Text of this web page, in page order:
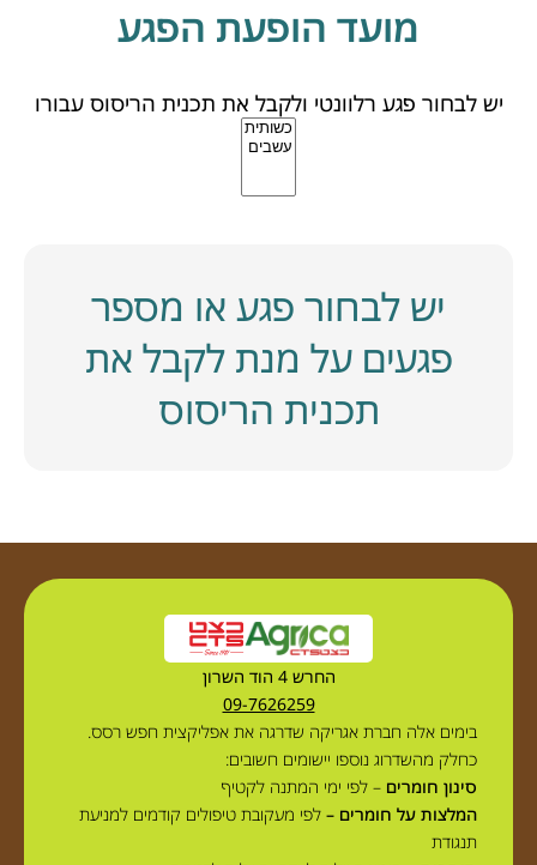
מועד הופעת הפגע
יש לבחור פגע רלוונטי ולקבל את תכנית הריסוס עבורו
יש לבחור פגע או מספר
פגעים על מנת לקבל את
תכנית הריסוס
החרש 4 הוד השרון
09-7626259
בימים אלה חברת אגריקה שדרגה את אפליקצית חפש רסס.
כחלק מהשדרוג נוספו יישומים חשובים:
סינון חומרים – לפי ימי המתנה לקטיף
המלצות על חומרים – לפי מעקובת טיפולים קודמים למניעת
תנגודת